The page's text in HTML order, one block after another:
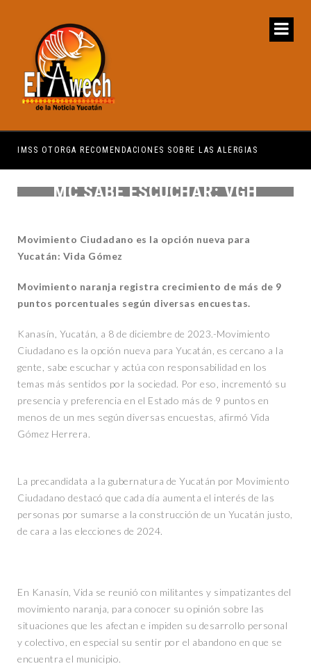
IMSS OTORGA RECOMENDACIONES SOBRE LAS ALERGIAS
MC SABE ESCUCHAR: VGH
Movimiento Ciudadano es la opción nueva para
Yucatán: Vida Gómez
Movimiento naranja registra crecimiento de más de 9
puntos porcentuales según diversas encuestas.
Kanasín, Yucatán, a 8 de diciembre de 2023.-Movimiento
Ciudadano es la opción nueva para Yucatán, es cercano a la
gente, sabe escuchar y actúa con responsabilidad en los
temas más sentidos por la sociedad. Por eso, incrementó su
presencia y preferencia en el Estado más de 9 puntos en
menos de un mes según diversas encuestas, afirmó Vida
Gómez Herrera.
La precandidata a la gubernatura de Yucatán por Movimiento
Ciudadano destacó que cada día aumenta el interés de las
personas por sumarse a la construcción de un Yucatán justo,
de cara a las elecciones de 2024.
En Kanasín, Vida se reunió con militantes y simpatizantes del
movimiento naranja, para conocer su opinión sobre las
situaciones que les afectan e impiden su desarrollo personal
y colectivo, en especial su sentir por el abandono en que se
encuentra el municipio.